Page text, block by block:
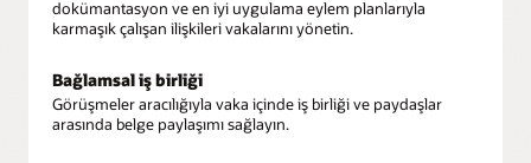
dokümantasyon ve en iyi uygulama eylem planlarıyla
karmaşık çalışan ilişkileri vakalarını yönetin.
Bağlamsal iş birliği
Görüşmeler aracılığıyla vaka içinde iş birliği ve paydaşlar
arasında belge paylaşımı sağlayın.